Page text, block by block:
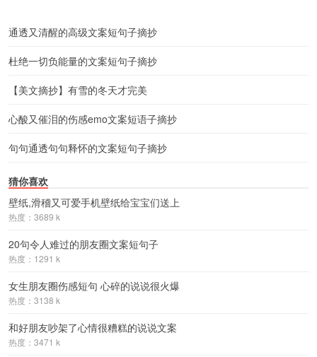
通透又清醒的高级文案短句子摘抄
杜绝一切负能量的文案短句子摘抄
【美文摘抄】有雪的冬天才完美
心酸又催泪的伤感emo文案短语子摘抄
句句通透句句释怀的文案短句子摘抄
猜你喜欢
壁纸,滑稽又可爱手机壁纸给宝宝们送上
热度：3689 k
20句令人难过的朋友圈文案短句子
热度：1291 k
女生朋友圈伤感短句 心碎的说说很火爆
热度：3138 k
和好朋友吵架了心情很糟糕的说说文案
热度：3471 k